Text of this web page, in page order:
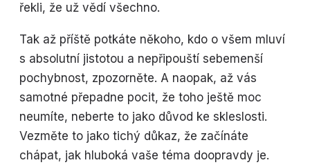
řekli, že už vědí všechno.
Tak až příště potkáte někoho, kdo o všem mluví
s absolutní jistotou a nepřipouští sebemenší
pochybnost, zpozorněte. A naopak, až vás
samotné přepadne pocit, že toho ještě moc
neumíte, neberte to jako důvod ke skleslosti.
Vezměte to jako tichý důkaz, že začínáte
chápat, jak hluboká vaše téma doopravdy je.